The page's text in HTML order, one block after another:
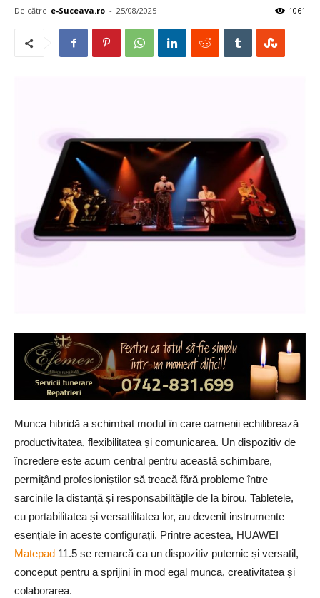
De către e-Suceava.ro - 25/08/2025 1061
Munca hibridă a schimbat modul în care oamenii echilibrează
productivitatea, flexibilitatea și comunicarea. Un dispozitiv de
încredere este acum central pentru această schimbare,
permițând profesioniștilor să treacă fără probleme între
sarcinile la distanță și responsabilitățile de la birou. Tabletele,
cu portabilitatea și versatilitatea lor, au devenit instrumente
esențiale în aceste configurații. Printre acestea, HUAWEI
Matepad 11.5 se remarcă ca un dispozitiv puternic și versatil,
conceput pentru a sprijini în mod egal munca, creativitatea și
colaborarea.